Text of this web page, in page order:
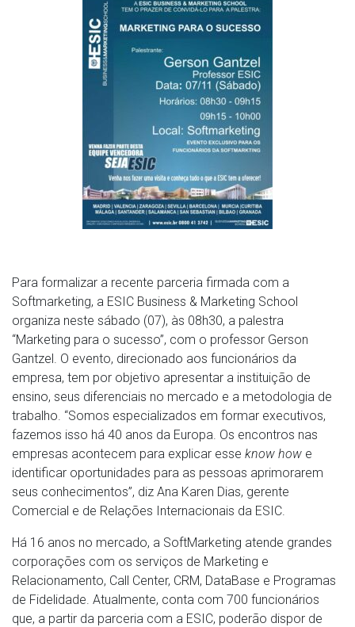
Para formalizar a recente parceria firmada com a
Softmarketing, a ESIC Business & Marketing School
organiza neste sábado (07), às 08h30, a palestra
“Marketing para o sucesso”, com o professor Gerson
Gantzel. O evento, direcionado aos funcionários da
empresa, tem por objetivo apresentar a instituição de
ensino, seus diferenciais no mercado e a metodologia de
trabalho. “Somos especializados em formar executivos,
fazemos isso há 40 anos da Europa. Os encontros nas
empresas acontecem para explicar esse know how e
identificar oportunidades para as pessoas aprimorarem
seus conhecimentos”, diz Ana Karen Dias, gerente
Comercial e de Relações Internacionais da ESIC.
Há 16 anos no mercado, a SoftMarketing atende grandes
corporações com os serviços de Marketing e
Relacionamento, Call Center, CRM, DataBase e Programas
de Fidelidade. Atualmente, conta com 700 funcionários
que, a partir da parceria com a ESIC, poderão dispor de